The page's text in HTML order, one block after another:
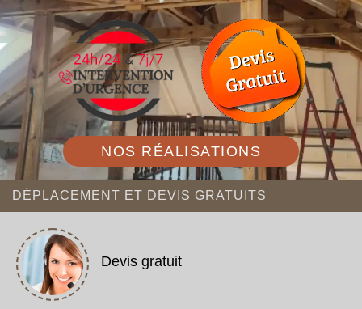
NOS RÉALISATIONS
DÉPLACEMENT ET DEVIS GRATUITS
Devis gratuit